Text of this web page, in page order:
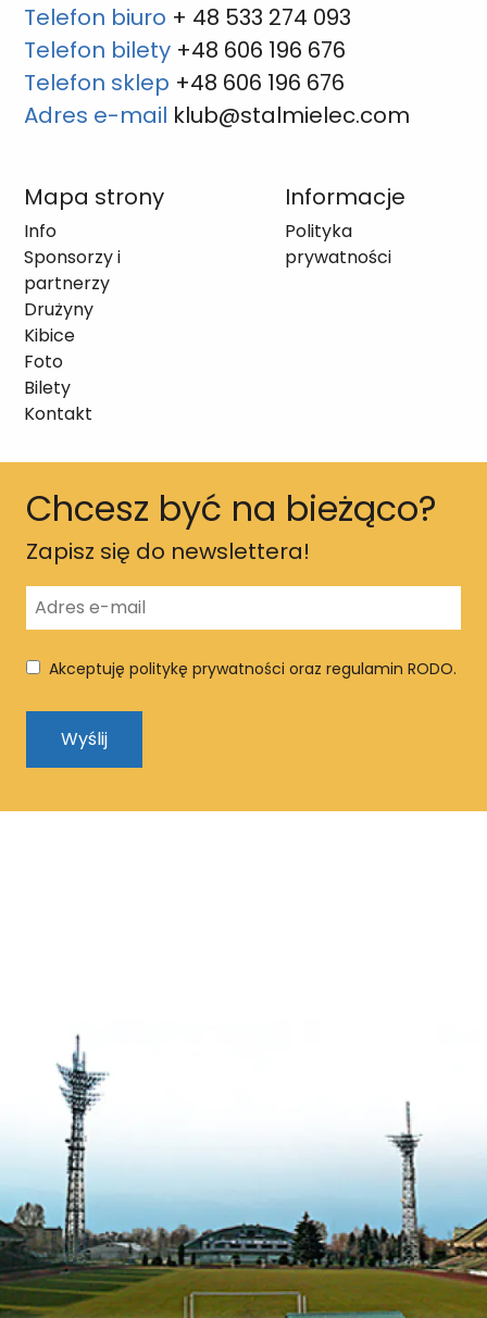
Telefon biuro + 48 533 274 093
Telefon bilety +48 606 196 676
Telefon sklep +48 606 196 676
Adres e-mail klub@stalmielec.com
Mapa strony
Info
Sponsorzy i
partnerzy
Drużyny
Kibice
Foto
Bilety
Kontakt
Informacje
Polityka
prywatności
Chcesz być na bieżąco?
Zapisz się do newslettera!
Akceptuję politykę prywatności oraz regulamin RODO.